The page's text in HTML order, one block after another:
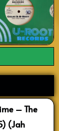
– The
(Jah